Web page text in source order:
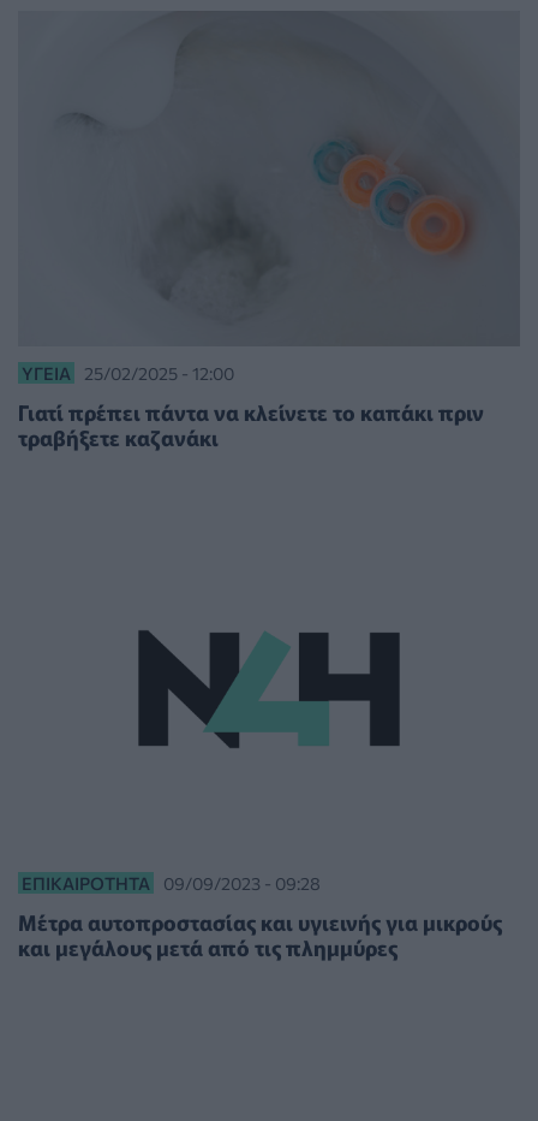
ΥΓΕΊΑ 25/02/2025 - 12:00
Γιατί πρέπει πάντα να κλείνετε το καπάκι πριν
τραβήξετε καζανάκι
ΕΠΙΚΑΙΡΌΤΗΤΑ 09/09/2023 - 09:28
Μέτρα αυτοπροστασίας και υγιεινής για μικρούς
και μεγάλους μετά από τις πλημμύρες